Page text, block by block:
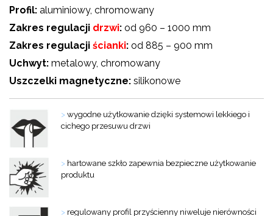
Profil: aluminiowy, chromowany
Zakres regulacji drzwi: od 960 – 1000 mm
Zakres regulacji ścianki: od 885 – 900 mm
Uchwyt: metalowy, chromowany
Uszczelki magnetyczne: silikonowe
>wygodne użytkowanie dzięki systemowi lekkiego i
cichego przesuwu drzwi
> hartowane szkło zapewnia bezpieczne użytkowanie
produktu
> regulowany profil przyścienny niweluje nierówności